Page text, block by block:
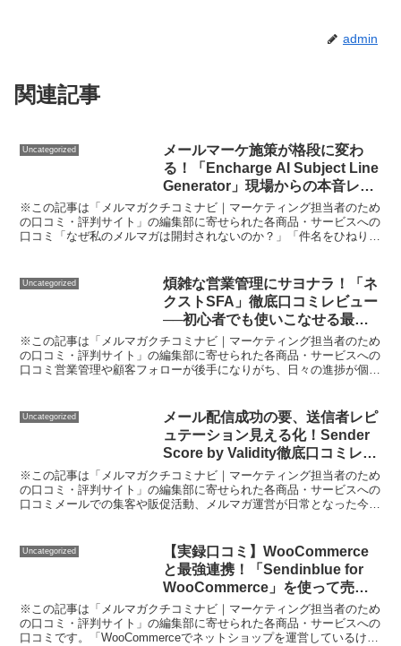
admin
関連記事
Uncategorized
メールマーケ施策が格段に変わ
る！「Encharge AI Subject Line
Generator」現場からの本音レビ
ュー
※この記事は「メルマガクチコミナビ｜マーケティング担当者のため
の口コミ・評判サイト」の編集部に寄せられた各商品・サービスへの
口コミ「なぜ私のメルマガは開封されないのか？」「件名をひねり出
Uncategorized
煩雑な営業管理にサヨナラ！「ネ
クストSFA」徹底口コミレビュー
──初心者でも使いこなせる最新
SFAの魅力と課題を本音で解説
※この記事は「メルマガクチコミナビ｜マーケティング担当者のため
の口コミ・評判サイト」の編集部に寄せられた各商品・サービスへの
口コミ営業管理や顧客フォローが後手になりがち、日々の進捗が個人
Uncategorized
メール配信成功の要、送信者レピ
ュテーション見える化！Sender
Score by Validity徹底口コミレビ
ュー
※この記事は「メルマガクチコミナビ｜マーケティング担当者のため
の口コミ・評判サイト」の編集部に寄せられた各商品・サービスへの
口コミメールでの集客や販促活動、メルマガ運営が日常となった今
Uncategorized
【実録口コミ】WooCommerce
と最強連携！「Sendinblue for
WooCommerce」を使って売
上・リピーターが劇的改善した体
験記
※この記事は「メルマガクチコミナビ｜マーケティング担当者のため
の口コミ・評判サイト」の編集部に寄せられた各商品・サービスへの
口コミです。「WooCommerceでネットショップを運営しているけ